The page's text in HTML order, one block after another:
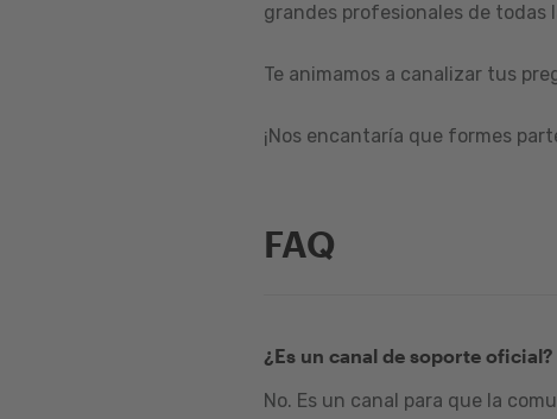
grandes profesionales de todas
Te animamos a canalizar tus
¡Nos encantaría que formes
FAQ
¿Es un canal de soporte oficial?
No. Es un canal para que la